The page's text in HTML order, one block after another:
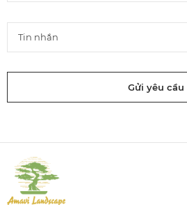
Gửi yêu cầu